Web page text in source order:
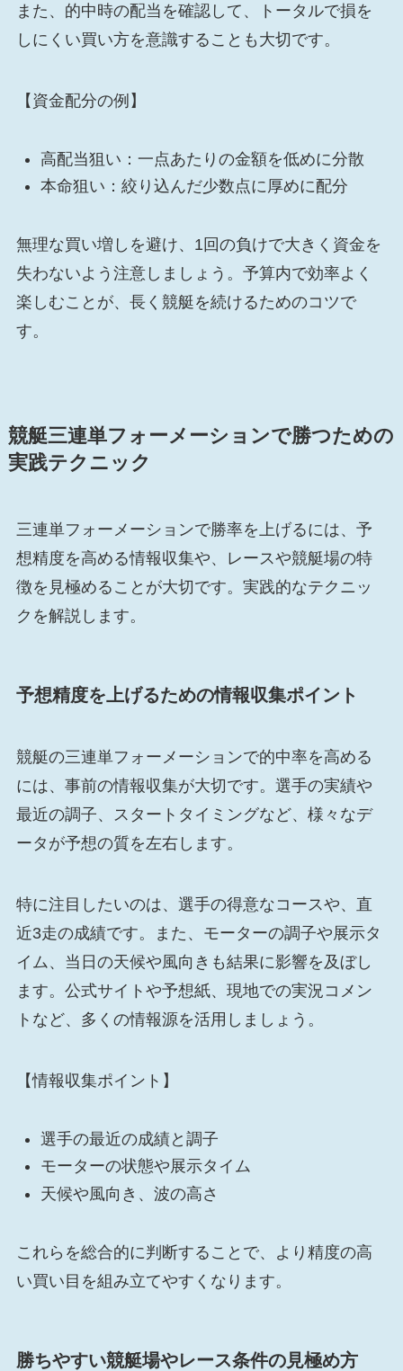
また、的中時の配当を確認して、トータルで損を
しにくい買い方を意識することも大切です。
【資金配分の例】
高配当狙い：一点あたりの金額を低めに分散
本命狙い：絞り込んだ少数点に厚めに配分
無理な買い増しを避け、1回の負けで大きく資金を
失わないよう注意しましょう。予算内で効率よく
楽しむことが、長く競艇を続けるためのコツで
す。
競艇三連単フォーメーションで勝つための
実践テクニック
三連単フォーメーションで勝率を上げるには、予
想精度を高める情報収集や、レースや競艇場の特
徴を見極めることが大切です。実践的なテクニッ
クを解説します。
予想精度を上げるための情報収集ポイント
競艇の三連単フォーメーションで的中率を高める
には、事前の情報収集が大切です。選手の実績や
最近の調子、スタートタイミングなど、様々なデ
ータが予想の質を左右します。
特に注目したいのは、選手の得意なコースや、直
近3走の成績です。また、モーターの調子や展示タ
イム、当日の天候や風向きも結果に影響を及ぼし
ます。公式サイトや予想紙、現地での実況コメン
トなど、多くの情報源を活用しましょう。
【情報収集ポイント】
選手の最近の成績と調子
モーターの状態や展示タイム
天候や風向き、波の高さ
これらを総合的に判断することで、より精度の高
い買い目を組み立てやすくなります。
勝ちやすい競艇場やレース条件の見極め方